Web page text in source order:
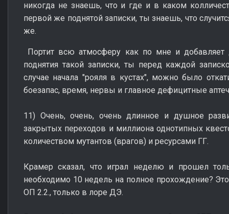
никогда не знаешь, что и где и в каком
первой же поднятой записки, ты знаешь, что
же.
Портит всю атмосферу как по мне и добавляет
поднятия такой записки, ты перед каждой
случае начала "рояля в кустах", можно было
боезапас, время, нервы и главное дефицитные
11) Очень, очень, очень длинное и душное
закрытых переходов и миллиона однотипных
количеством мутантов (врагов) и ресурсами ГГ.
Крамер сказал, что играл неделю и прошел
необходимо 10 недель на полное прохождение?
ОП 2.2., только в лоре ДЭ.